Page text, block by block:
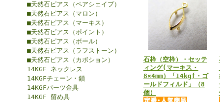
■天然石ピアス（ペアシェイプ）
■天然石ピアス（マロン）
■天然石ピアス（マーキス）
■天然石ピアス（ポイント）
■天然石ピアス（ボール）
■天然石ピアス（ラフストーン）
■天然石ピアス（カボション）
14KGF ネックレス
14KGFチェーン・鎖
14KGFパーツ金具
14KGF 留め具
石枠（空枠）・セッテ
ィング(マーキス・
8×4mm）「14kgf・ゴ
ールドフィルド」（8
個）